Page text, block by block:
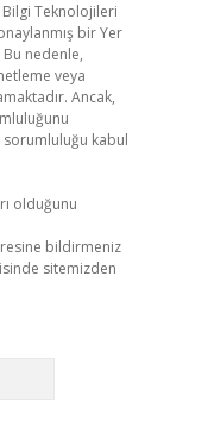
Bilgi Teknolojileri
bir Yer
Bu nedenle,
veya
Ancak,
kabul
olduğunu
bildirmeniz
sitemizden